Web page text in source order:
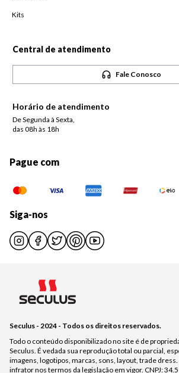
Kits
Central de atendimento
Fale Conosco
Horário de atendimento
De Segunda à Sexta,
das 08h às 18h
Pague com
Siga-nos
Seculus - 2024 - Todos os direitos reservados.
Todo o conteúdo disponibilizado no site é de
Seculus. É vedada sua reprodução total ou parcial,
imagens, logotipos, marcas, sons, layout, trade dress.
infrator nos termos da legislação em vigor. CNPJ: